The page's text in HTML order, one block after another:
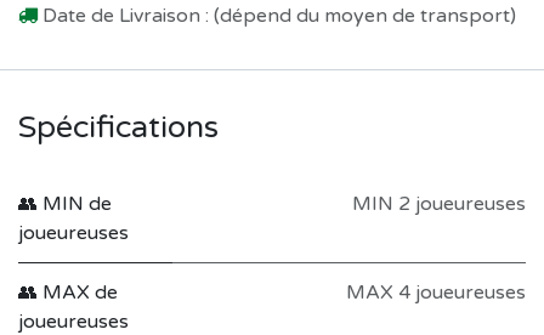
Date de Livraison : (dépend du moyen de transport)
Spécifications
👥 MIN de
joueureuses
MIN 2 joueureuses
👥 MAX de
joueureuses
MAX 4 joueureuses